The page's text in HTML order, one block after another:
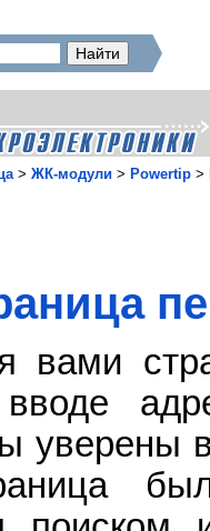
> ЖК-модули > Powertip >
вами
уверены